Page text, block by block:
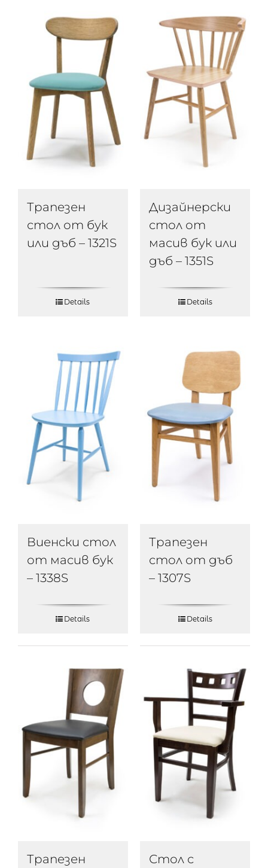
Трапезен
стол от бук
или дъб – 1321S
Details
Дизайнерски
стол от
масив бук или
дъб – 1351S
Details
Виенски стол
от масив бук
– 1338S
Details
Трапезен
стол от дъб
– 1307S
Details
Трапезен
Стол с